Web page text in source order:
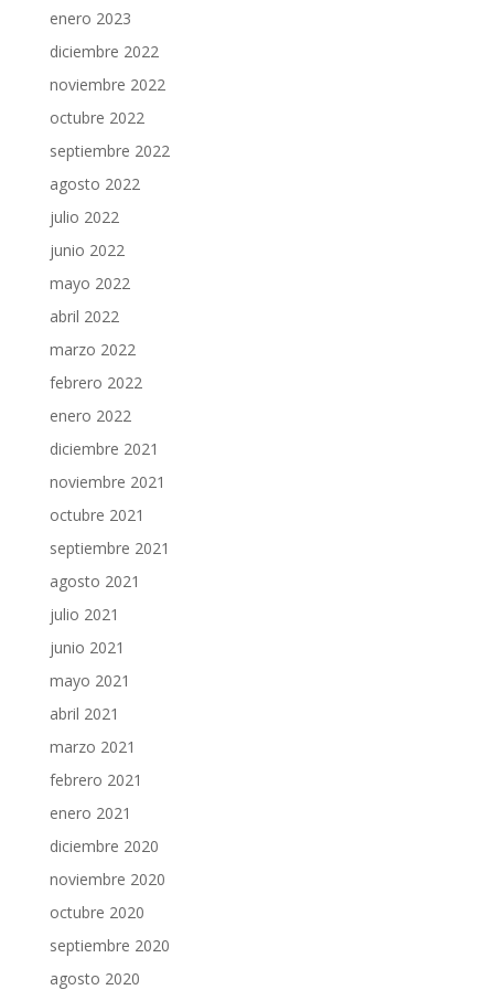
enero 2023
diciembre 2022
noviembre 2022
octubre 2022
septiembre 2022
agosto 2022
julio 2022
junio 2022
mayo 2022
abril 2022
marzo 2022
febrero 2022
enero 2022
diciembre 2021
noviembre 2021
octubre 2021
septiembre 2021
agosto 2021
julio 2021
junio 2021
mayo 2021
abril 2021
marzo 2021
febrero 2021
enero 2021
diciembre 2020
noviembre 2020
octubre 2020
septiembre 2020
agosto 2020